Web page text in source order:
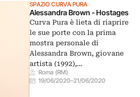
SPAZIO CURVA PURA
Alessandra Brown - Hostages
Curva Pura è lieta di riaprire
le sue porte con la prima
mostra personale di
Alessandra Brown, giovane
artista (1992),…
Roma (RM)
19/06/2020–21/06/2020